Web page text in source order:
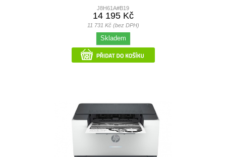
J8H61A#B19
14 195 Kč
11 731 Kč (bez DPH)
Skladem